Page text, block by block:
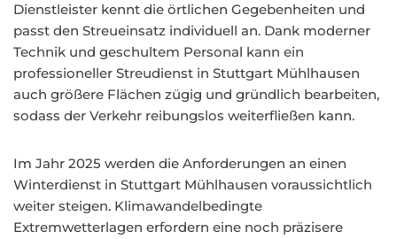
Dienstleister kennt die örtlichen Gegebenheiten und
passt den Streueinsatz individuell an. Dank moderner
Technik und geschultem Personal kann ein
professioneller Streudienst in Stuttgart Mühlhausen
auch größere Flächen zügig und gründlich bearbeiten,
sodass der Verkehr reibungslos weiterfließen kann.
Im Jahr 2025 werden die Anforderungen an einen
Winterdienst in Stuttgart Mühlhausen voraussichtlich
weiter steigen. Klimawandelbedingte
Extremwetterlagen erfordern eine noch präzisere